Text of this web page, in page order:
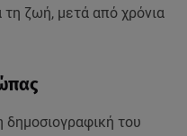
ζωή, μετά από χρόνια
του